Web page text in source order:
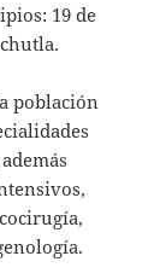
19 de
población